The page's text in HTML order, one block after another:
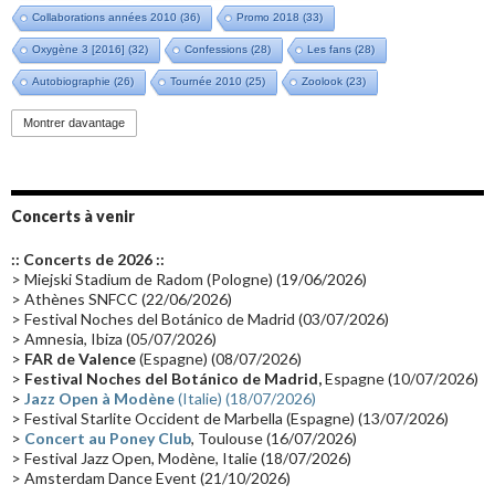
Collaborations années 2010 (36) Promo 2018 (33)
Oxygène 3 [2016] (32) Confessions (28) Les fans (28)
Autobiographie (26) Tournée 2010 (25) Zoolook (23)
Promo 2019(23)
Groupe de Recherche Musicale
Passages radio Vidéo Jarrecast (16) Synthé 80's
Les concerts en Chine(16) Cinéma
Synthé Roland(15) Belgique(15)
(14) Astronomie (14)
Tournée 2025(14) 2024(14) Chine(13)
Montrer davantage
Concerts à venir
:: Concerts de 2026 ::
> Miejski Stadium de Radom (Pologne) (19/06/2026)
> Athènes SNFCC (22/06/2026)
> Festival Noches del Botánico de Madrid (03/07/2026)
> Amnesia, Ibiza (05/07/2026)
> FAR de Valence(Espagne) (08/07/2026)
> Festival Noches del Botánico de Madrid,Espagne (10/07/2026)
> Jazz Open à Modène(Italie) (18/07/2026)
> Festival Starlite Occident de Marbella (Espagne) (13/07/2026)
> Concert au Poney Club, Toulouse (16/07/2026)
> Festival Jazz Open, Modène, Italie (18/07/2026)
> Amsterdam Dance Event (21/10/2026)